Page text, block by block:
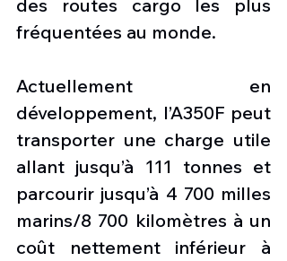
des routes cargo les plus
fréquentées au monde.
Actuellement en
développement, l’A350F peut
transporter une charge utile
allant jusqu’à 111 tonnes et
parcourir jusqu’à 4 700 milles
marins/8 700 kilomètres à un
coût nettement inférieur à